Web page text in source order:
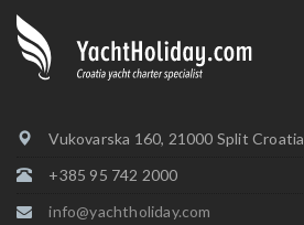
Vukovarska 160, 21000 Split Croatia
+385 95 742 2000
info@yachtholiday.com